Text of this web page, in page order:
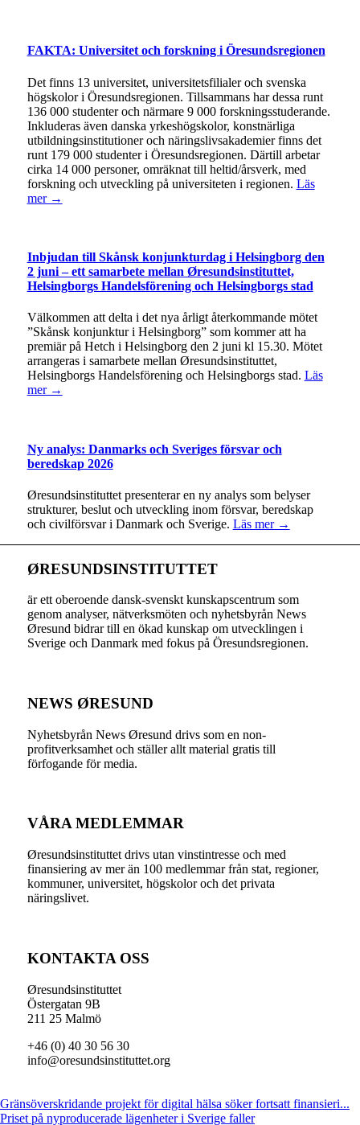
FAKTA: Universitet och forskning i Öresundsregionen
Det finns 13 universitet, universitetsfilialer och svenska
högskolor i Öresundsregionen. Tillsammans har dessa runt
136 000 studenter och närmare 9 000 forskningsstuderande.
Inkluderas även danska yrkeshögskolor, konstnärliga
utbildningsinstitutioner och näringslivsakademier finns det
runt 179 000 studenter i Öresundsregionen. Därtill arbetar
cirka 14 000 personer, omräknat till heltid/årsverk, med
forskning och utveckling på universiteten i regionen. Läs
mer →
Inbjudan till Skånsk konjunkturdag i Helsingborg den
2 juni – ett samarbete mellan Øresundsinstituttet,
Helsingborgs Handelsförening och Helsingborgs stad
Välkommen att delta i det nya årligt återkommande mötet
”Skånsk konjunktur i Helsingborg” som kommer att ha
premiär på Hetch i Helsingborg den 2 juni kl 15.30. Mötet
arrangeras i samarbete mellan Øresundsinstituttet,
Helsingborgs Handelsförening och Helsingborgs stad. Läs
mer →
Ny analys: Danmarks och Sveriges försvar och
beredskap 2026
Øresundsinstituttet presenterar en ny analys som belyser
strukturer, beslut och utveckling inom försvar, beredskap
och civilförsvar i Danmark och Sverige. Läs mer →
ØRESUNDSINSTITUTTET
är ett oberoende dansk-svenskt kunskapscentrum som
genom analyser, nätverksmöten och nyhetsbyrån News
Øresund bidrar till en ökad kunskap om utvecklingen i
Sverige och Danmark med fokus på Öresundsregionen.
NEWS ØRESUND
Nyhetsbyrån News Øresund drivs som en non-
profitverksamhet och ställer allt material gratis till
förfogande för media.
VÅRA MEDLEMMAR
Øresundsinstituttet drivs utan vinst­intresse och med
finansiering av mer än 100 medlemmar från stat, regioner,
kommuner, universitet, högskolor och det privata
näringslivet.
KONTAKTA OSS
Øresundsinstituttet
Östergatan 9B
211 25 Malmö
+46 (0) 40 30 56 30
info@oresundsinstituttet.org
Gränsöverskridande projekt för digital hälsa söker fortsatt finansieri...
Priset på nyproducerade lägenheter i Sverige faller